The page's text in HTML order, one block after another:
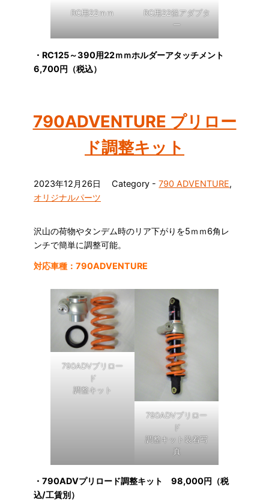
RC用22ｍｍ
RC用22径アダプタ
ー
・RC125～390用22ｍｍホルダーアタッチメント
6,700円（税込）
790ADVENTURE プリロー
ド調整キット
2023年12月26日 Category -790 ADVENTURE,
オリジナルパーツ
沢山の荷物やタンデム時のリア下がりを5ｍｍ6角レ
ンチで簡単に調整可能。
対応車種：790ADVENTURE
790ADVプリロー
ド
調整キット
790ADVプリロー
ド
調整キット装着写
真
・790ADVプリロード調整キット 98,000円（税
込/工賃別）